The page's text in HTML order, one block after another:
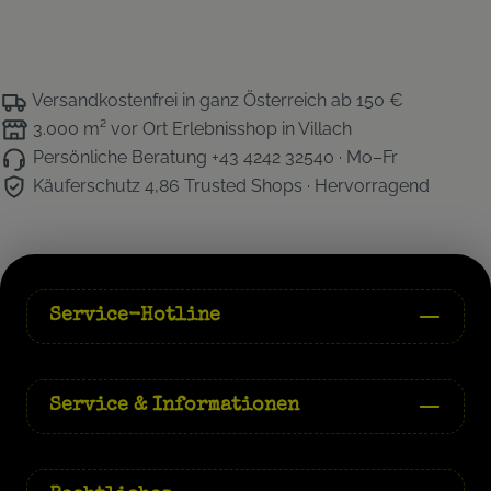
Versandkostenfrei in ganz Österreich ab 150 €
3.000 m² vor Ort Erlebnisshop in Villach
Persönliche Beratung +43 4242 32540 · Mo–Fr
Käuferschutz 4,86 Trusted Shops · Hervorragend
Service-Hotline
Service & Informationen